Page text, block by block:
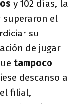
y 102 días, la
superaron el
su
de jugar
tampoco
descanso a
filial,